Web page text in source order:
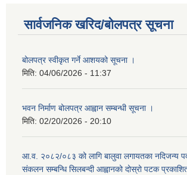
सार्वजनिक खरिद/बोलपत्र सूचना
बोलपत्र स्वीकृत गर्ने आशयको सूचना ।
मिति: 04/06/2026 - 11:37
भवन निर्माण बोलपत्र आह्वान सम्बन्धी सूचना ।
मिति: 02/20/2026 - 20:10
आ.व. २०८२/०८३ को लागि बालुवा लगायतका नदिजन्य
संकलन सम्बन्धि सिलबन्दी आह्वानको दोस्रो पटक